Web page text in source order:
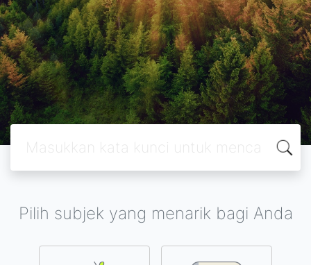
Pilih subjek yang menarik bagi Anda